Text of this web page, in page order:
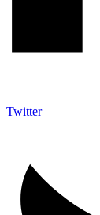
Twitter